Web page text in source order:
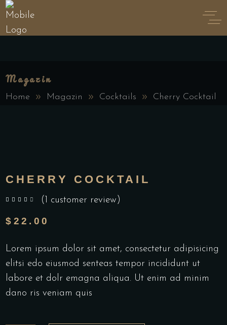
Magazin
Home Magazin Cocktails Cherry Cocktail
CHERRY COCKTAIL
( 1 customer review)
$ 22.00
Lorem ipsum dolor sit amet, consectetur adipisicing
elitsi edo eiusmod senteas tempor incididunt ut
labore et dolr emagna aliqua. Ut enim ad minim
dano ris veniam quis